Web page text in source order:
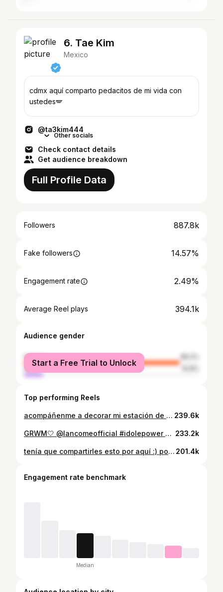
6. Tae Kim
Mexico
cdmx aquí comparto pedacitos de mi vida con
ustedes🪽
@ta3kim444
Other socials
Check contact details
Get audience breakdown
Full Profile Data
Followers 887.8k
Fake followers 14.57%
Engagement rate 2.49%
Average Reel plays 394.1k
Audience gender
female
male
Start a Free Trial to Unlock
Top performing Reels
acompáñenme a decorar mi estación de matcha!!! 239.6k
GRWM🤍 @lancomeofficial #idolepower #lancomemakeup #lancomefragrance 233.2k
tenía que compartirles esto por aquí :) por favor sean respetuosos 201.4k
Engagement rate benchmark
Median